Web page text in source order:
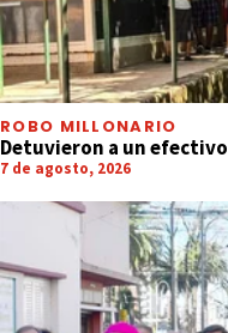
ROBO MILLONARIO
Detuvieron a un
7 de agosto, 2026